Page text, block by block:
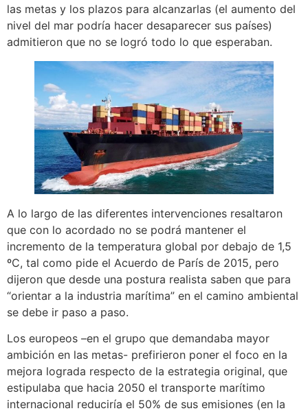
las metas y los plazos para alcanzarlas (el aumento del
nivel del mar podría hacer desaparecer sus países)
admitieron que no se logró todo lo que esperaban.
A lo largo de las diferentes intervenciones resaltaron
que con lo acordado no se podrá mantener el
incremento de la temperatura global por debajo de 1,5
ºC, tal como pide el Acuerdo de París de 2015, pero
dijeron que desde una postura realista saben que para
“orientar a la industria marítima” en el camino ambiental
se debe ir paso a paso.
Los europeos –en el grupo que demandaba mayor
ambición en las metas- prefirieron poner el foco en la
mejora lograda respecto de la estrategia original, que
estipulaba que hacia 2050 el transporte marítimo
internacional reduciría el 50% de sus emisiones (en la